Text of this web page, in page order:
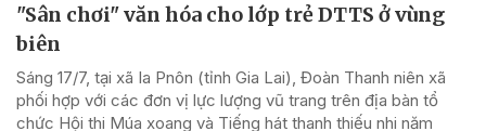
"Sân chơi" văn hóa cho lớp trẻ DTTS ở vùng
biên
Sáng 17/7, tại xã Ia Pnôn (tỉnh Gia Lai), Đoàn Thanh niên xã
phối hợp với các đơn vị lực lượng vũ trang trên địa bàn tổ
chức Hội thi Múa xoang và Tiếng hát thanh thiếu nhi năm